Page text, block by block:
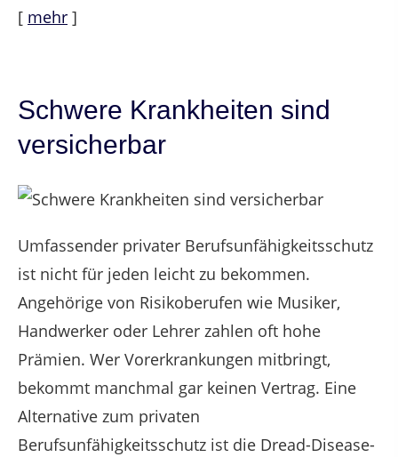
[ mehr ]
Schwere Krankheiten sind
versicherbar
Umfassender privater Berufsunfähigkeitsschutz
ist nicht für jeden leicht zu bekommen.
Angehörige von Risikoberufen wie Musiker,
Handwerker oder Lehrer zahlen oft hohe
Prämien. Wer Vorerkrankungen mitbringt,
bekommt manchmal gar keinen Vertrag. Eine
Alternative zum privaten
Berufsunfähigkeitsschutz ist die Dread-Disease-